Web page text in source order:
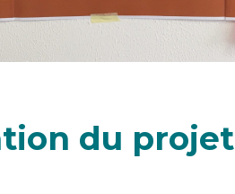
du projet